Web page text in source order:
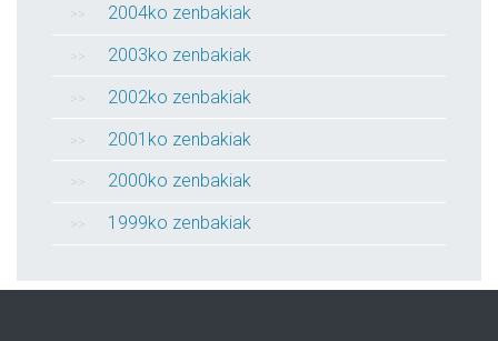
2004ko zenbakiak
2003ko zenbakiak
2002ko zenbakiak
2001ko zenbakiak
2000ko zenbakiak
1999ko zenbakiak